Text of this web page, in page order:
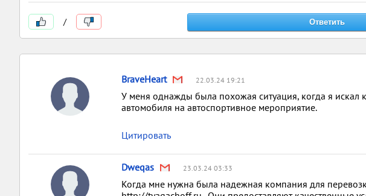
/
BraveHeart 22.03.24 19:21
У меня однажды была похожая ситуация, когда я
автомобиля на автоспортивное мероприятие.
Цитировать
Dweqas 23.03.24 03:33
Когда мне нужна была надежная компания для